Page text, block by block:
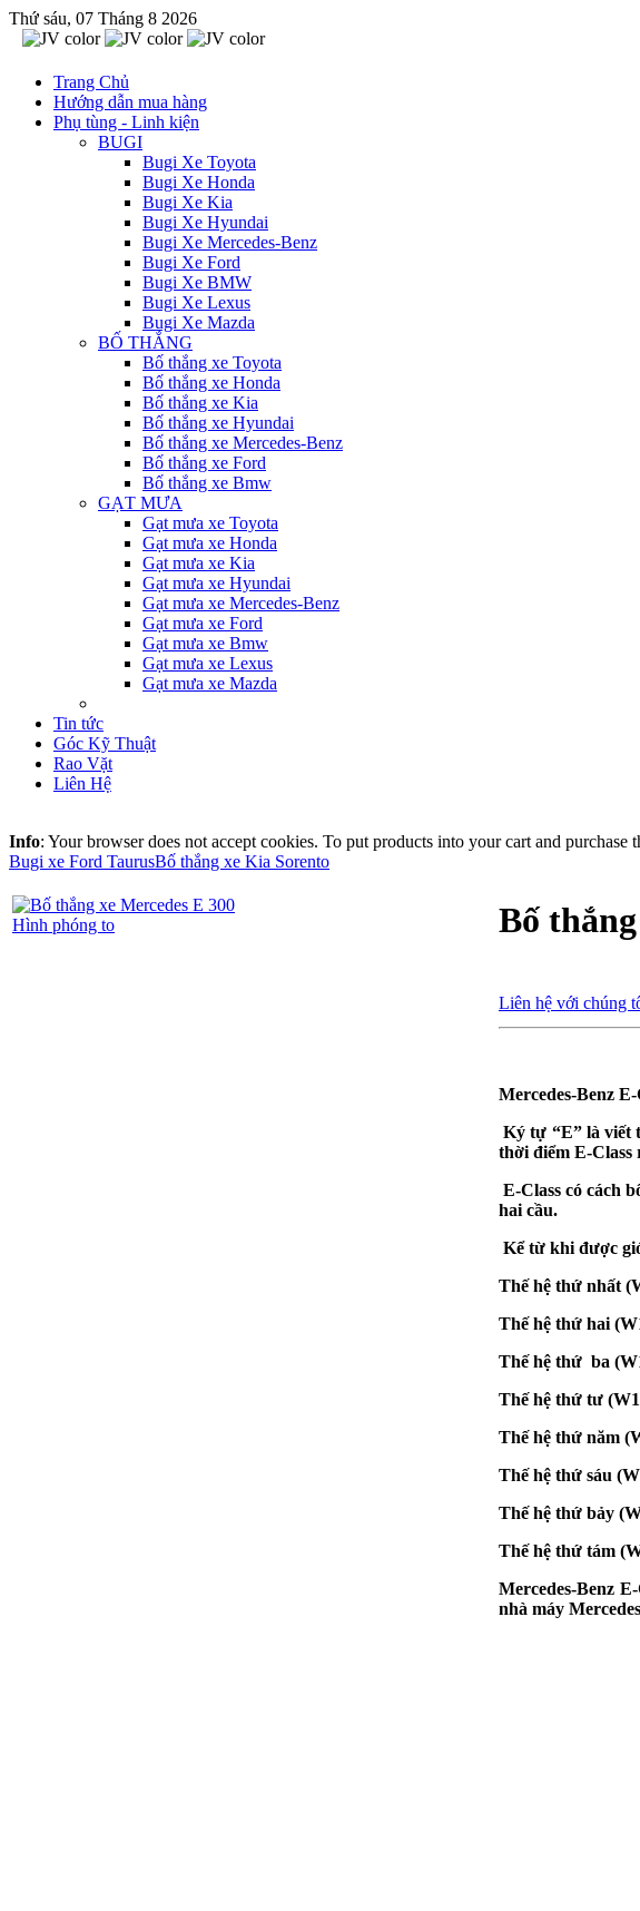
Thứ sáu, 07 Tháng 8 2026
Trang Chủ
Hướng dẫn mua hàng
Phụ tùng - Linh kiện
BUGI
Bugi Xe Toyota
Bugi Xe Honda
Bugi Xe Kia
Bugi Xe Hyundai
Bugi Xe Mercedes-Benz
Bugi Xe Ford
Bugi Xe BMW
Bugi Xe Lexus
Bugi Xe Mazda
BỐ THẮNG
Bố thắng xe Toyota
Bố thắng xe Honda
Bố thắng xe Kia
Bố thắng xe Hyundai
Bố thắng xe Mercedes-Benz
Bố thắng xe Ford
Bố thắng xe Bmw
GẠT MƯA
Gạt mưa xe Toyota
Gạt mưa xe Honda
Gạt mưa xe Kia
Gạt mưa xe Hyundai
Gạt mưa xe Mercedes-Benz
Gạt mưa xe Ford
Gạt mưa xe Bmw
Gạt mưa xe Lexus
Gạt mưa xe Mazda
Tin tức
Góc Kỹ Thuật
Rao Vặt
Liên Hệ
Info: Your browser does not accept cookies. To put products into your cart and purchase
Bugi xe Ford TaurusBố thắng xe Kia Sorento
Hình phóng to Bố
Liên hệ với chúng
Mercedes-Benz
Ký tự “E” là viết
thời điểm E-Class
E-Class có cách
hai cầu.
Kể từ khi được
Thế hệ thứ nhất
Thế hệ thứ hai
Thế hệ thứ ba
Thế hệ thứ tư
Thế hệ thứ năm
Thế hệ thứ sáu
Thế hệ thứ bảy
Thế hệ thứ tám
Mercedes-Benz
nhà máy